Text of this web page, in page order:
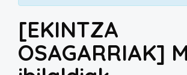
[EKINTZA
OSAGARRIAK]